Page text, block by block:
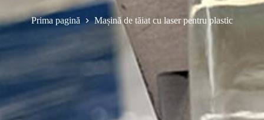
Prima pagină Mașină de tăiat cu laser pentru plastic